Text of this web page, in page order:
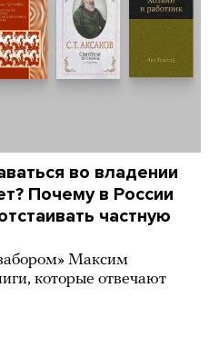
во владении
Почему в России
частную
Максим
которые отвечают